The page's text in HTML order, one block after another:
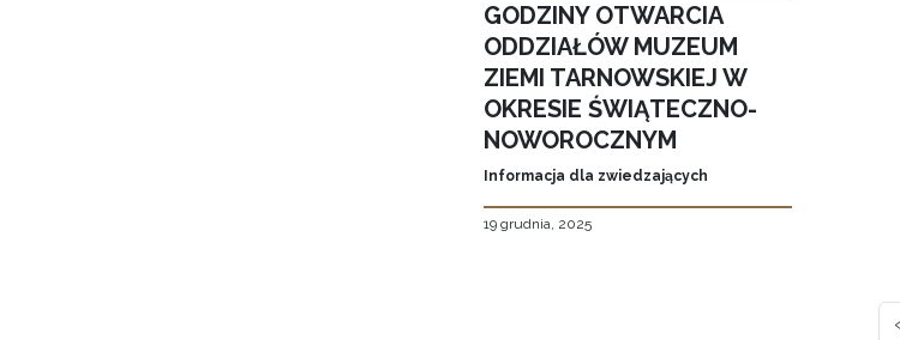
GODZINY OTWARCIA
ODDZIAŁÓW MUZEUM
ZIEMI TARNOWSKIEJ W
OKRESIE ŚWIĄTECZNO-
NOWOROCZNYM
Informacja dla zwiedzających
19 grudnia, 2025